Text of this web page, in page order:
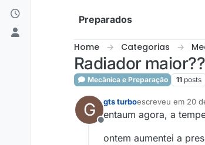
Skip to content
Preparados
Home Categorias
Radiador
Mecânica e Preparação 11 posts
G
Offline
gts turboescreveu em 20
última edição por
entaum agora, a
ontem aumentei a